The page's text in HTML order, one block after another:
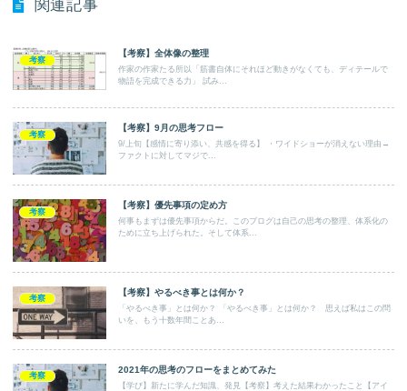
関連記事
考察
【考察】全体像の整理
作家の作家たる所以「筋書自体にそれほど動きがなくても、ディテールで
物語を完成できる力」 試み...
考察
【考察】9月の思考フロー
9/上旬【感情に寄り添い、共感を得る】 ・ワイドショーが消えない理由→
ファクトに対してマジで...
考察
【考察】優先事項の定め方
何事もまずは優先事項からだ。このブログは自己の思考の整理、体系化の
ために立ち上げられた。そして体系...
考察
【考察】やるべき事とは何か？
「やるべき事」とは何か？ 「やるべき事」とは何か？ 思えば私はこの問
いを、もう十数年間ことあ...
考察
2021年の思考のフローをまとめてみた
【学び】新たに学んだ知識、発見【考察】考えた結果わかったこと【アイ